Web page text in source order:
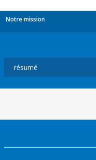
Notre mission